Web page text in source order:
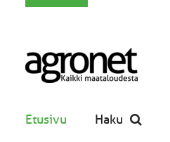
Etusivu Haku